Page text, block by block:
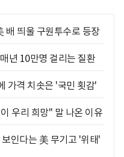
띄울 구원투수로 등장
년 10만명 걸리는 질환
가격 치솟은 '국민 횟감'
우리 희망" 말 나온 이유
인다는 美 무기고 '위태'